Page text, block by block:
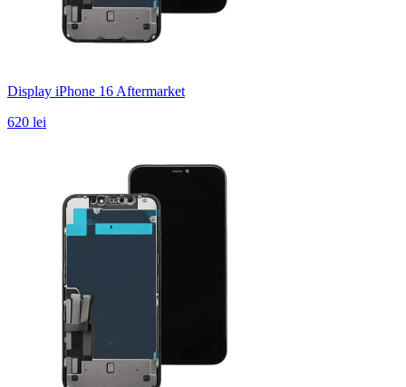
Display iPhone 16 Aftermarket
620 lei